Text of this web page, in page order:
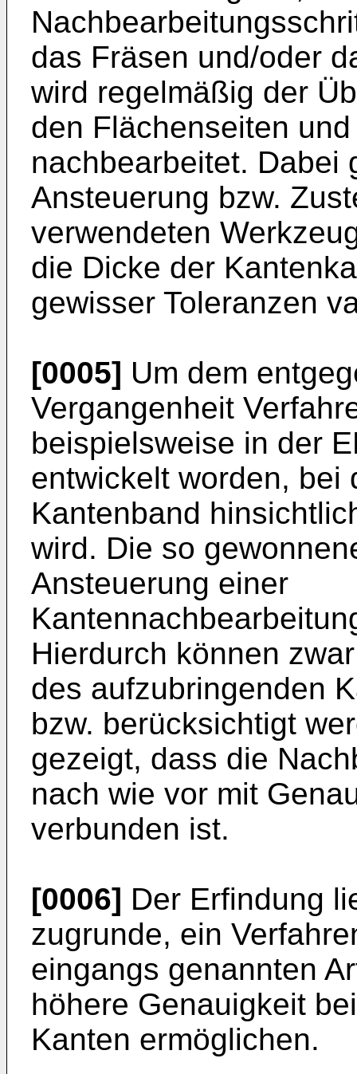
das Fräsen und/oder
wird regelmäßig der
den Flächenseiten
nachbearbeitet. Dabei
Ansteuerung bzw.
verwendeten
die Dicke der
gewisser Toleranzen
[0005] Um dem
Vergangenheit
beispielsweise in der
entwickelt worden, bei
Kantenband
wird. Die so
Ansteuerung einer
Hierdurch können
des aufzubringenden
bzw. berücksichtigt
gezeigt, dass die
nach wie vor mit
verbunden ist.
[0006] Der Erfindung
zugrunde, ein
eingangs genannten
höhere Genauigkeit
Kanten ermöglichen.